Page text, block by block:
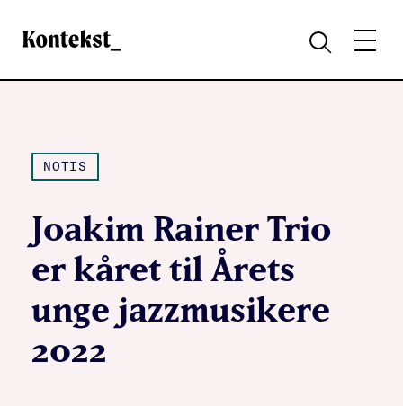
Kontekst
SØKMENY
NOTIS
Joakim Rainer Trio
er kåret til Årets
unge jazzmusikere
2022